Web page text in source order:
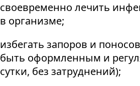
своевременно лечить
в организме;
избегать запоров и
быть оформленным и
сутки, без затруднений);